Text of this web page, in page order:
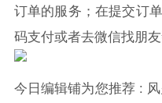
订单的服务；在提交订
码支付或者去微信找朋
今日编辑铺为您推荐 :